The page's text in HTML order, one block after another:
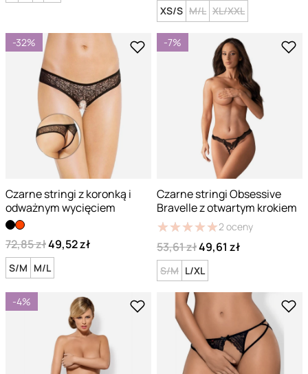
XS/S M/L XL/XXL
-32%
Czarne stringi z koronką i
odważnym wycięciem
72,85 zł49,52 zł
S/M M/L
-7%
Czarne stringi Obsessive
Bravelle z otwartym krokiem
★★★★★
★★★★★2 oceny
53,61 zł49,61 zł
S/M L/XL
-4%